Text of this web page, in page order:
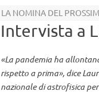
LA NOMINA DEL
Intervista a
«La pandemia ha
rispetto a prima», dice
nazionale di astrofisica